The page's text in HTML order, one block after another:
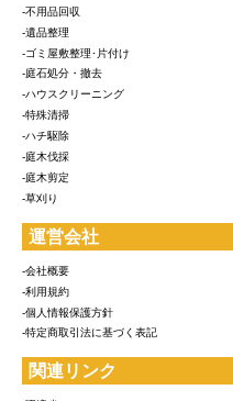
-不用品回収
-遺品整理
-ゴミ屋敷整理･片付け
-庭石処分・撤去
-ハウスクリーニング
-特殊清掃
-ハチ駆除
-庭木伐採
-庭木剪定
-草刈り
運営会社
-会社概要
-利用規約
-個人情報保護方針
-特定商取引法に基づく表記
関連リンク